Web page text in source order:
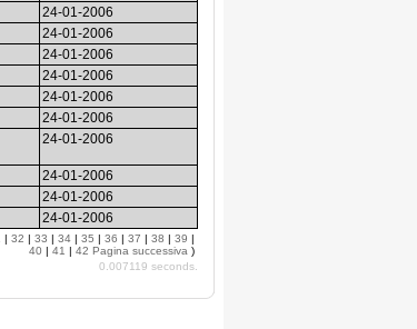
24-01-2006
24-01-2006
24-01-2006
24-01-2006
24-01-2006
24-01-2006
24-01-2006
24-01-2006
24-01-2006
24-01-2006
| 32 | 33 | 34 | 35 | 36 | 37 | 38 | 39 |
40 | 41 | 42 Pagina successiva )
0.007119 seconds.